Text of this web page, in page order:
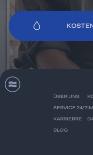
ÜBER UNS
SERVICE 24/7
KARRIERRE
BLOG